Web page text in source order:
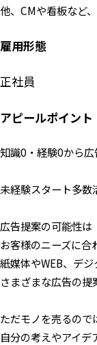
他、CMや看板など
雇用形態
正社員
アピールポイント
知識0・経験0から広
未経験スタート多数
広告提案の可能性は
お客様のニーズに合
紙媒体やWEB、デジ
さまざまな広告の提
ただモノを売るので
自分の考えやアイデ